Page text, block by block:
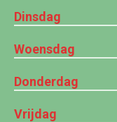
Dinsdag
Woensdag
Donderdag
Vrijdag